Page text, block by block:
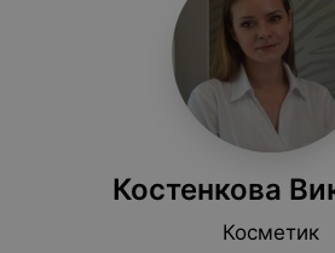
Костенкова
Косметик